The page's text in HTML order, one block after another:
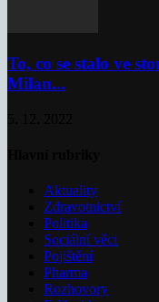
To, co se stalo ve
Milan...
Aktuality
Zdravotnictví
Politika
Sociální věci
Pojištění
Pharma
Rozhovory